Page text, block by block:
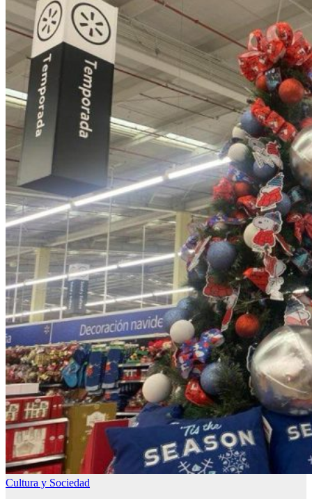
Cultura y Sociedad